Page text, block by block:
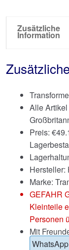
Zusätzliche
Information
Alle
Preis: €
Hersteller:
Marke:
GEFAHR
Kleinteile
Personen
Mit
WhatsApp